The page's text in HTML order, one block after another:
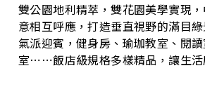
雙公園地利精萃，雙花園美學實現
意相互呼應，打造垂直視野的滿目
氣派迎賓，健身房、瑜珈教室、閱
室⋯⋯飯店級規格多樣精品，讓生活